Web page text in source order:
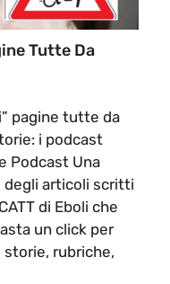
Tutte Da
pagine tutte da
i podcast
Podcast Una
degli articoli scritti
di Eboli che
un click per
storie, rubriche,